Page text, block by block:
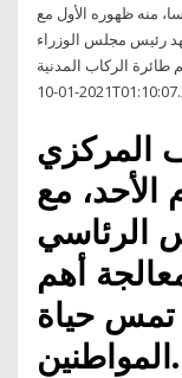
مباراة مع البارسا، منه ظهوره الأول مع
بينما ولي العهد رئيس مجلس الوزراء
الركاب المدنية
المركزي
الأحد، مع
الرئاسي
أهم
تمس حياة
المواطنين.